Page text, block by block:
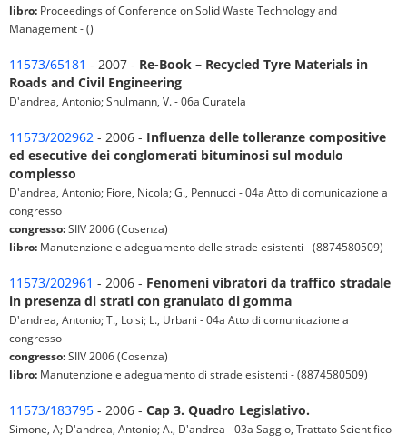
libro: Proceedings of Conference on Solid Waste Technology and
Management - ()
11573/65181 - 2007 - Re-Book – Recycled Tyre Materials in
Roads and Civil Engineering
D'andrea, Antonio; Shulmann, V. - 06a Curatela
11573/202962 - 2006 - Influenza delle tolleranze compositive
ed esecutive dei conglomerati bituminosi sul modulo
complesso
D'andrea, Antonio; Fiore, Nicola; G., Pennucci - 04a Atto di comunicazione a
congresso
congresso:SIIV 2006 (Cosenza)
libro: Manutenzione e adeguamento delle strade esistenti - (8874580509)
11573/202961 - 2006 - Fenomeni vibratori da traffico stradale
in presenza di strati con granulato di gomma
D'andrea, Antonio; T., Loisi; L., Urbani - 04a Atto di comunicazione a
congresso
congresso:SIIV 2006 (Cosenza)
libro: Manutenzione e adeguamento di strade esistenti - (8874580509)
11573/183795 - 2006 - Cap 3. Quadro Legislativo.
Simone, A; D'andrea, Antonio; A., D'andrea - 03a Saggio, Trattato Scientifico